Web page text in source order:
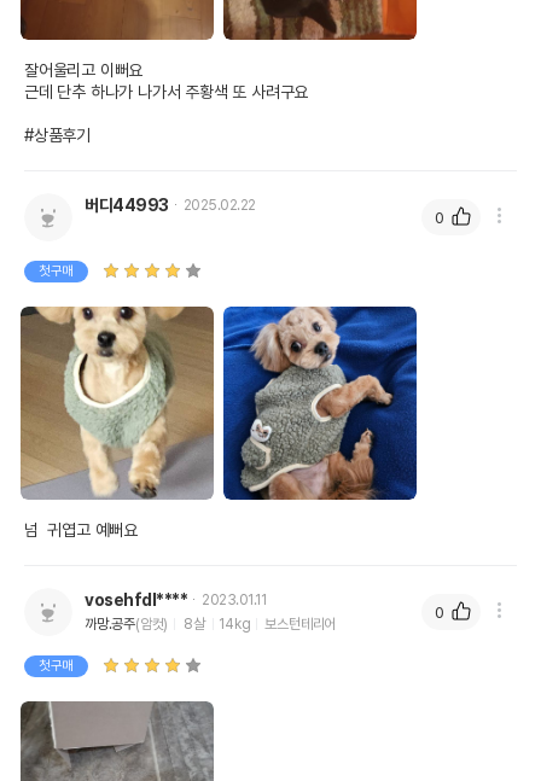
잘어울리고 이뻐요
근데 단추 하나가 나가서 주황색 또 사려구요
#상품후기
버디44993 2025.02.22
첫구매
넘  귀엽고 예뻐요
0
vosehfdl****
2023.01.11
까망.공주(암컷) 8살 14kg 보스턴테리어
첫구매
0